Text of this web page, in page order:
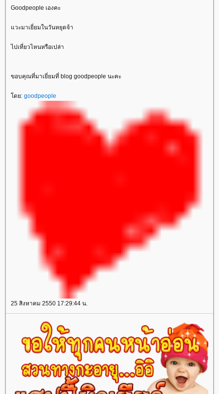
Goodpeople เองคะ
วะมาเยี่ยมในวันหยุดจ้า
ไปเที่ยวไหนหรือเปล่า
ขอบคุณที่มาเยี่ยมที่ blog goodpeople นะคะ
ดย: goodpeople
25 สิงหาคม 2550 17:29:44 น.